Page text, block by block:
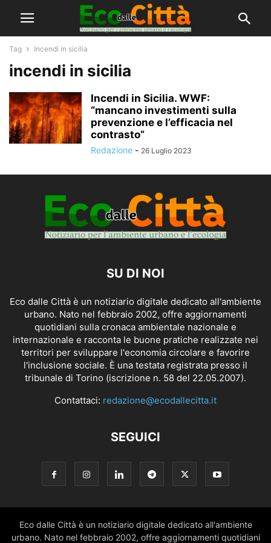
Tag Incendi in sicilia
incendi in sicilia
Incendi in Sicilia. WWF:
“mancano investimenti sulla
prevenzione e l’efficacia nel
contrasto”
Redazione - 26 Luglio 2023
SU DI NOI
Eco dalle Città è un notiziario digitale dedicato all'ambiente
urbano. Nato nel febbraio 2002, offre aggiornamenti
quotidiani sulla cronaca ambientale nazionale e
internazionale e racconta le buone pratiche realizzate nei
territori per sviluppare l'economia circolare e favorire
l'inclusione sociale. È una testata registrata presso il
tribunale di Torino (iscrizione n. 58 del 22.05.2007).
Contattaci: redazione@ecodallecitta.it
SEGUICI
Eco dalle Città è un notiziario digitale dedicato all'ambiente
urbano. Nato nel febbraio 2002, offre aggiornamenti quotidiani